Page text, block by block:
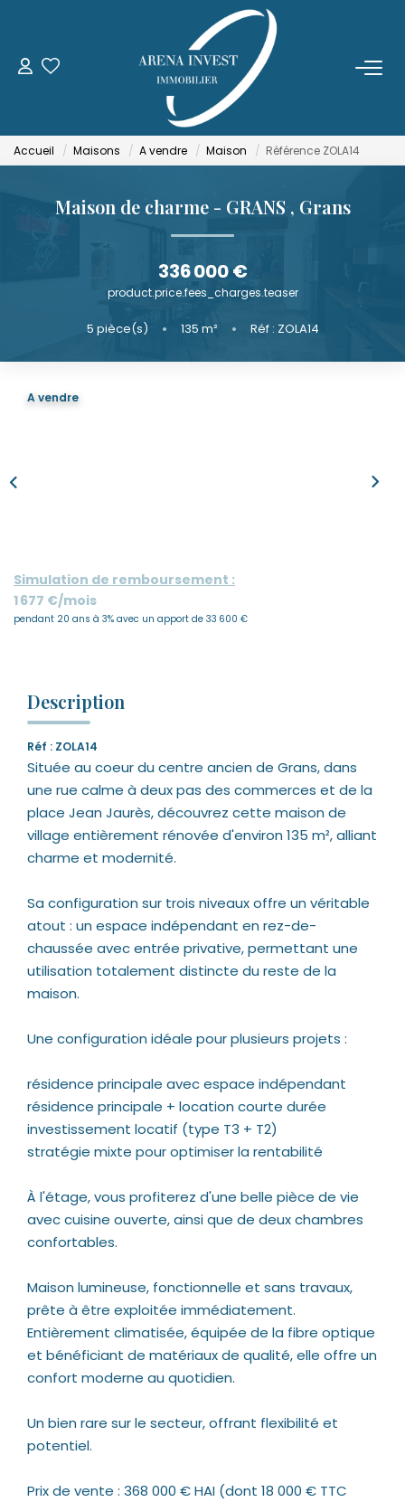
ACHETER
LOUER
ESTIMER
NOTRE AGENCE
Accueil Maisons A vendre Maison Référence ZOLA14
Maison de charme - GRANS , Grans
336 000 €
product.price.fees_charges.teaser
5 pièce(s) • 135 m² • Réf : ZOLA14
A vendre
Simulation de remboursement :
1 677 €/mois
pendant 20 ans à 3% avec un apport de 33 600 €
Description
Réf : ZOLA14
Située au coeur du centre ancien de Grans, dans
une rue calme à deux pas des commerces et de la
place Jean Jaurès, découvrez cette maison de
village entièrement rénovée d'environ 135 m², alliant
charme et modernité.
Sa configuration sur trois niveaux offre un véritable
atout : un espace indépendant en rez-de-
chaussée avec entrée privative, permettant une
utilisation totalement distincte du reste de la
maison.
Une configuration idéale pour plusieurs projets :
résidence principale avec espace indépendant
résidence principale + location courte durée
investissement locatif (type T3 + T2)
stratégie mixte pour optimiser la rentabilité
À l'étage, vous profiterez d'une belle pièce de vie
avec cuisine ouverte, ainsi que de deux chambres
confortables.
Maison lumineuse, fonctionnelle et sans travaux,
prête à être exploitée immédiatement.
Entièrement climatisée, équipée de la fibre optique
et bénéficiant de matériaux de qualité, elle offre un
confort moderne au quotidien.
Un bien rare sur le secteur, offrant flexibilité et
potentiel.
Prix de vente : 368 000 € HAI (dont 18 000 € TTC